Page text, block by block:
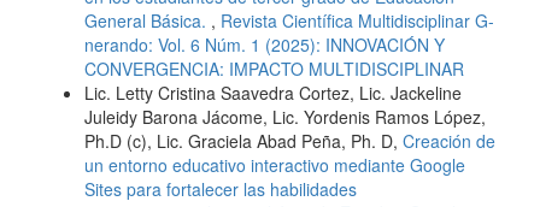
General Básica. , Revista Científica Multidisciplinar G-
nerando: Vol. 6 Núm. 1 (2025): INNOVACIÓN Y
CONVERGENCIA: IMPACTO MULTIDISCIPLINAR
Lic. Letty Cristina Saavedra Cortez, Lic. Jackeline
Juleidy Barona Jácome, Lic. Yordenis Ramos López,
Ph.D (c), Lic. Graciela Abad Peña, Ph. D, Creación de
un entorno educativo interactivo mediante Google
Sites para fortalecer las habilidades